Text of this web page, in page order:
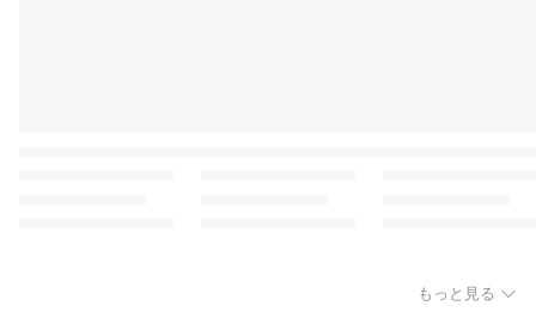
もっと見る